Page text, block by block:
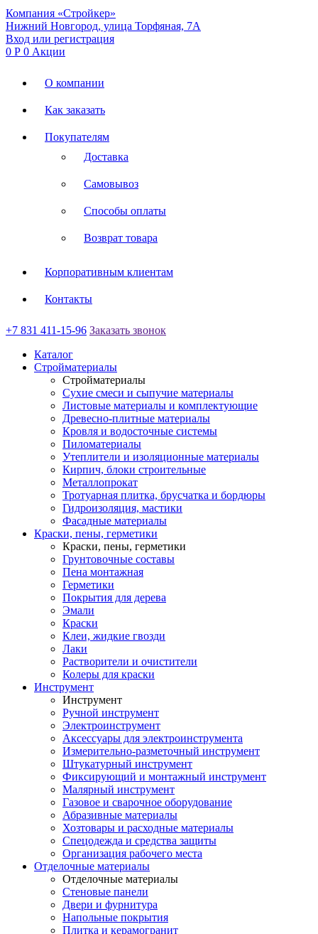
Компания «Стройкер»
Нижний Новгород, улица Торфяная, 7А
Вход или регистрация
0 Р 0 Акции
О компании
Как заказать
Покупателям
Доставка
Самовывоз
Способы оплаты
Возврат товара
Корпоративным клиентам
Контакты
+7 831 411-15-96 Заказать звонок
Каталог
Стройматериалы
Стройматериалы
Сухие смеси и сыпучие материалы
Листовые материалы и комплектующие
Древесно-плитные материалы
Кровля и водосточные системы
Пиломатериалы
Утеплители и изоляционные материалы
Кирпич, блоки строительные
Металлопрокат
Тротуарная плитка, брусчатка и бордюры
Гидроизоляция, мастики
Фасадные материалы
Краски, пены, герметики
Краски, пены, герметики
Грунтовочные составы
Пена монтажная
Герметики
Покрытия для дерева
Эмали
Краски
Клеи, жидкие гвозди
Лаки
Растворители и очистители
Колеры для краски
Инструмент
Инструмент
Ручной инструмент
Электроинструмент
Аксессуары для электроинструмента
Измерительно-разметочный инструмент
Штукатурный инструмент
Фиксирующий и монтажный инструмент
Малярный инструмент
Газовое и сварочное оборудование
Абразивные материалы
Хозтовары и расходные материалы
Спецодежда и средства защиты
Организация рабочего места
Отделочные материалы
Отделочные материалы
Стеновые панели
Двери и фурнитура
Напольные покрытия
Плитка и керамогранит